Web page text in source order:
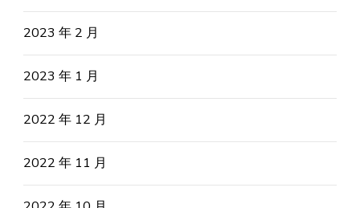
2023 年 2 月
2023 年 1 月
2022 年 12 月
2022 年 11 月